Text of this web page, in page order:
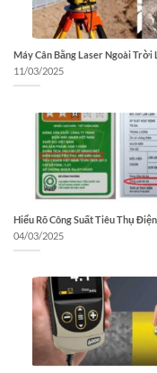
Máy Cân Bằng Laser Ngoài Trời
11/03/2025
Hiểu Rõ Công Suất Tiêu Thụ
04/03/2025